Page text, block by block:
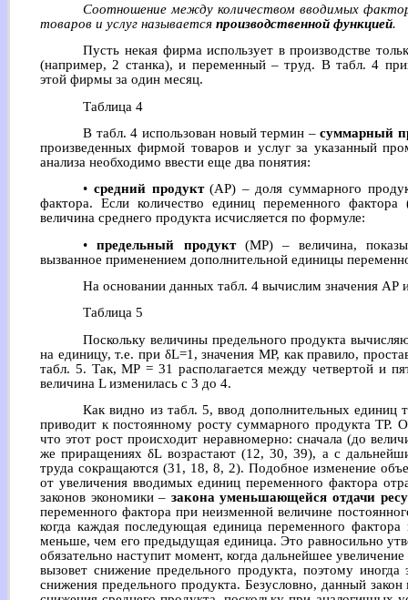
Соотношение между количеством вводимых
товаров и услуг называется производственной функцией.
Пусть некая фирма использует в производстве
(например, 2 станка), и переменный – труд. В табл. 4
этой фирмы за один месяц.
Таблица 4
В табл. 4 использован новый термин –суммарный
произведенных фирмой товаров и услуг за указанный
анализа необходимо ввести еще два понятия:
• средний продукт(AP) – доля суммарного
фактора. Если количество единиц переменного
величина среднего продукта исчисляется по формуле:
•предельный продукт(МР) – величина,
вызванное применением дополнительной единицы
На основании данных табл. 4 вычислим значения АР
Таблица 5
Поскольку величины предельного продукта
на единицу, т.е. при δL=1, значения МР, как правило,
табл. 5. Так, МР = 31 располагается между четвертой и
величина L изменилась с 3 до 4.
Как видно из табл. 5, ввод дополнительных единиц
приводит к постоянному росту суммарного продукта ТР.
что этот рост происходит неравномерно: сначала (до
же приращениях δL возрастают (12, 30, 39), а с
труда сокращаются (31, 18, 8, 2). Подобное изменение
от увеличения вводимых единиц переменного фактора
законов экономики – закона уменьшающейся отдачи
переменного фактора при неизменной величине
когда каждая последующая единица переменного
меньше, чем его предыдущая единица. Это равносильно
обязательно наступит момент, когда дальнейшее
вызовет снижение предельного продукта, поэтому
снижения предельного продукта. Безусловно, данный